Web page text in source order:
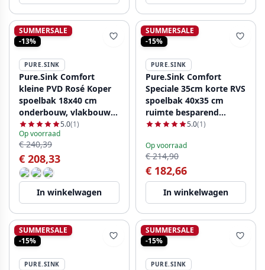
SUMMERSALE
-13%
PURE.SINK
Pure.Sink Comfort
kleine PVD Rosé Koper
spoelbak 18x40 cm
onderbouw, vlakbouw
en opbouw PCM1840-62
5.0(1)
Op voorraad
€ 240,39
€ 208,33
In winkelwagen
SUMMERSALE
-15%
PURE.SINK
Pure.Sink Comfort
Speciale 35cm korte RVS
spoelbak 40x35 cm
ruimte besparend
PCM4035-02
5.0(1)
Op voorraad
€ 214,90
€ 182,66
In winkelwagen
SUMMERSALE
-15%
PURE.SINK
SUMMERSALE
-15%
PURE.SINK